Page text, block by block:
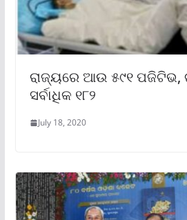
ରାଜ୍ୟରେ ଆଉ ୫୯୧ ପଜିଟିଭ,
ସର୍ବାଧିକ ୧୮୨
July 18, 2020